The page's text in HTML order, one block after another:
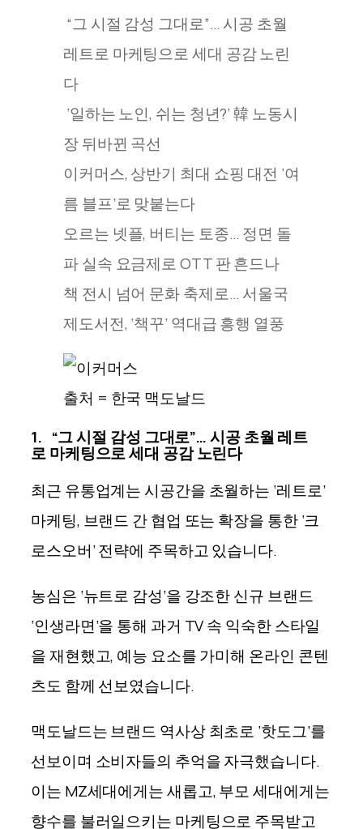
“그 시절 감성 그대로”… 시공 초월
레트로 마케팅으로 세대 공감 노린
다
‘일하는 노인, 쉬는 청년?’ 韓 노동시
장 뒤바뀐 곡선
이커머스, 상반기 최대 쇼핑 대전 ‘여
름 블프’로 맞붙는다
오르는 넷플, 버티는 토종… 정면 돌
파 실속 요금제로 OTT 판 흔드나
책 전시 넘어 문화 축제로… 서울국
제도서전, ‘책꾸’ 역대급 흥행 열풍
출처 = 한국 맥도날드
1. “그 시절 감성 그대로”… 시공 초월 레트
로 마케팅으로 세대 공감 노린다
최근 유통업계는 시공간을 초월하는 ‘레트로’
마케팅, 브랜드 간 협업 또는 확장을 통한 ‘크
로스오버’ 전략에 주목하고 있습니다.
농심은 ‘뉴트로 감성’을 강조한 신규 브랜드
‘인생라면’을 통해 과거 TV 속 익숙한 스타일
을 재현했고, 예능 요소를 가미해 온라인 콘텐
츠도 함께 선보였습니다.
맥도날드는 브랜드 역사상 최초로 ‘핫도그’를
선보이며 소비자들의 추억을 자극했습니다.
이는 MZ세대에게는 새롭고, 부모 세대에게는
향수를 불러일으키는 마케팅으로 주목받고